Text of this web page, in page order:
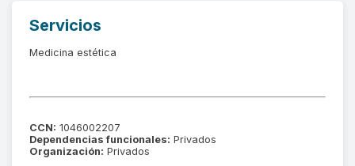
Servicios
Medicina estética
CCN: 1046002207
Dependencias funcionales: Privados
Organización: Privados